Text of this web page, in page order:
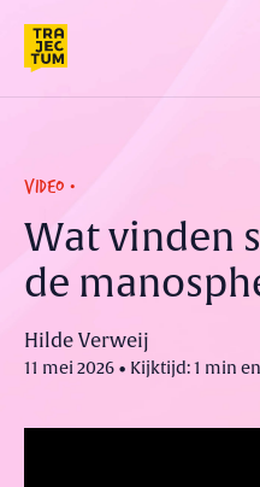
content
VIDEO
Wat vinden
de
Hilde Verweij
11 mei 2026 • Kijktijd: 1 min